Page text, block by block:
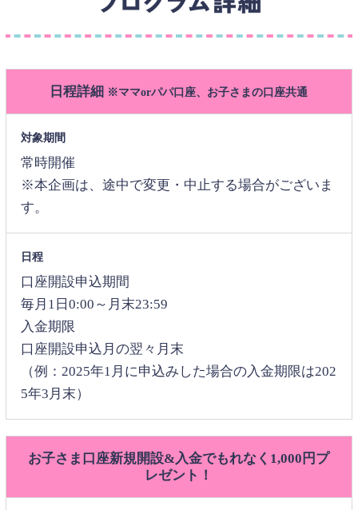
日程詳細 ※ママorパパ口座、お子さまの口座共通
対象期間
常時開催
※本企画は、途中で変更・中止する場合がございま
す。
日程
口座開設申込期間
毎月1日0:00～月末23:59
入金期限
口座開設申込月の翌々月末
（例：2025年1月に申込みした場合の入金期限は202
5年3月末）
お子さま口座新規開設&入金でもれなく1,000円プ
レゼント！